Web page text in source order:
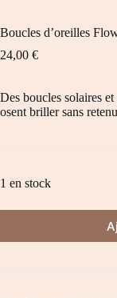
Boucles d’oreilles
24,00 €
Des boucles solaires
osent briller sans
1 en stock